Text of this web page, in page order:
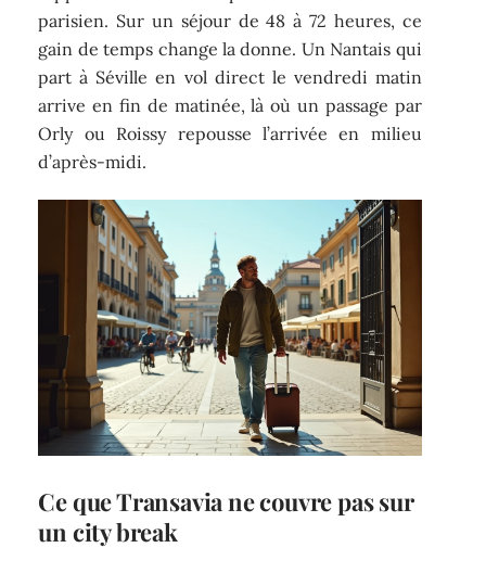
parisien. Sur un séjour de 48 à 72 heures, ce
gain de temps change la donne. Un Nantais qui
part à Séville en vol direct le vendredi matin
arrive en fin de matinée, là où un passage par
Orly ou Roissy repousse l’arrivée en milieu
d’après-midi.
Ce que Transavia ne couvre pas sur
un city break